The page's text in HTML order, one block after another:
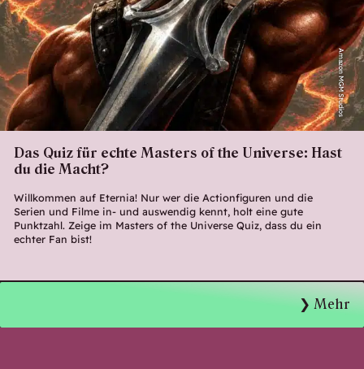
Amazon MGM Studios
Das Quiz für echte Masters of the Universe: Hast
du die Macht?
Willkommen auf Eternia! Nur wer die Actionfiguren und die
Serien und Filme in- und auswendig kennt, holt eine gute
Punktzahl. Zeige im Masters of the Universe Quiz, dass du ein
echter Fan bist!
Mehr